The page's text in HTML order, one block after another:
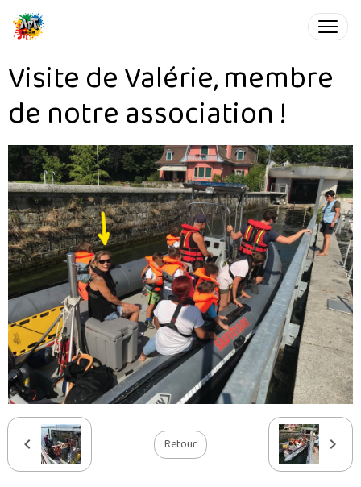
Visite de Valérie, membre
de notre association !
Retour